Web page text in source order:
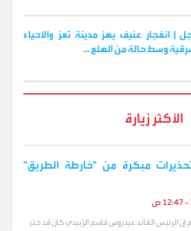
| انفجار عنيف يهز مدينة تعز والأحياء
وسط حالة من الهلع ...
الأكثر زيارة
مبكرة من "خارطة الطريق"
إن الرئيس القائد عيدروس قاسم الزُبيدي كان قد حذر